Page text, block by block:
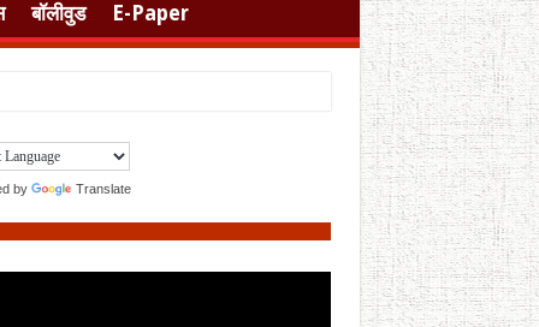
बॉलीवुड E-Paper
by Translate